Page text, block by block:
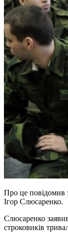
Про це повідомив
Ігор Слюсаренко.
Слюсаренко
строковиків